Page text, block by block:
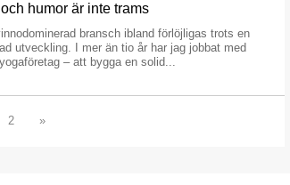
humor är inte trams
bransch ibland förlöjligas trots en
utveckling. I mer än tio år har jag jobbat med
– att bygga en solid...
2 »